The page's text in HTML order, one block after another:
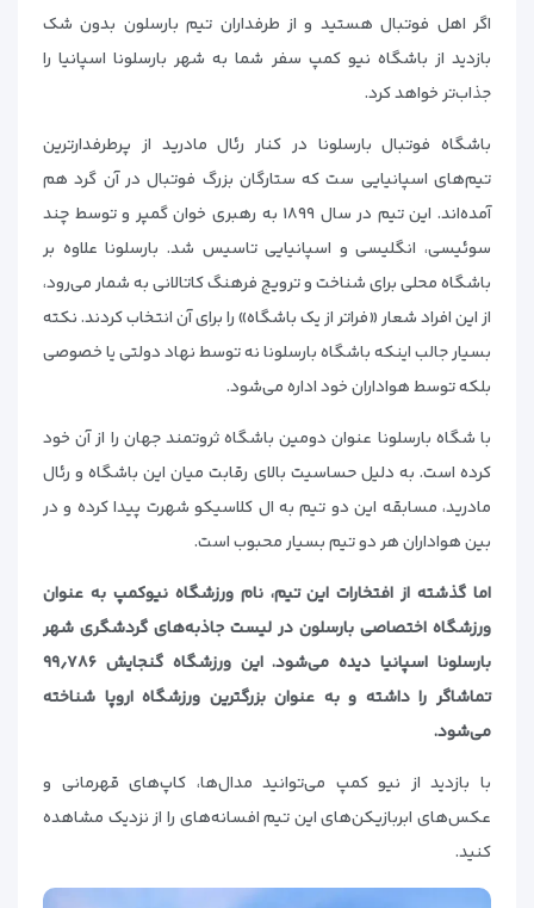
اگر اهل فوتبال هستید و از طرفداران تیم بارسلون بدون شک
بازدید از باشگاه نیو کمپ سفر شما به شهر بارسلونا اسپانیا را
جذاب‌تر خواهد کرد.
باشگاه فوتبال بارسلونا در کنار رئال مادرید از پرطرفدارترین
تیم‌های اسپانیایی ست که ستارگان بزرگ فوتبال در آن گرد هم
آمده‌اند. این تیم در سال ۱۸۹۹ به رهبری خوان گمپر و توسط چند
سوئیسی، انگلیسی و اسپانیایی تاسیس شد. بارسلونا علاوه بر
باشگاه محلی برای شناخت و ترویج فرهنگ کاتالانی به شمار می‌رود،
از این افراد شعار «فراتر از یک باشگاه» را برای آن انتخاب کردند. نکته
بسیار جالب اینکه باشگاه بارسلونا نه توسط نهاد دولتی یا خصوصی
بلکه توسط هواداران خود اداره می‌شود.
با شگاه بارسلونا عنوان دومین باشگاه ثروتمند جهان را از آن خود
کرده است. به دلیل حساسیت بالای رقابت میان این باشگاه و رئال
مادرید، مسابقه این دو تیم به ال کلاسیکو شهرت پیدا کرده و در
بین هواداران هر دو تیم بسیار محبوب است.
اما گذشته از افتخارات این تیم، نام ورزشگاه نیوکمپ به عنوان
ورزشگاه اختصاصی بارسلون در لیست جاذبه‌های گردشگری شهر
بارسلونا اسپانیا دیده می‌شود. این ورزشگاه گنجایش ۹۹٫۷۸۶
تماشاگر را داشته و به عنوان بزرگترین ورزشگاه اروپا شناخته
می‌شود.
با بازدید از نیو کمپ می‌توانید مدال‌ها، کاپ‌های قهرمانی و
عکس‌های ابربازیکن‌های این تیم افسانه‌های را از نزدیک مشاهده
کنید.